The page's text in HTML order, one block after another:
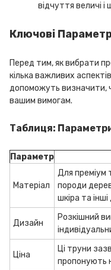
відчуття величі і
Ключові
Перед тим, як вибрати
кілька важливих
допоможуть визначити,
вашим вимогам.
Таблиця:
Параметр
Матеріал
Для преміум
породи
шкіра та
Дизайн
Розкішний
Ціна
Ці труни
пропонують